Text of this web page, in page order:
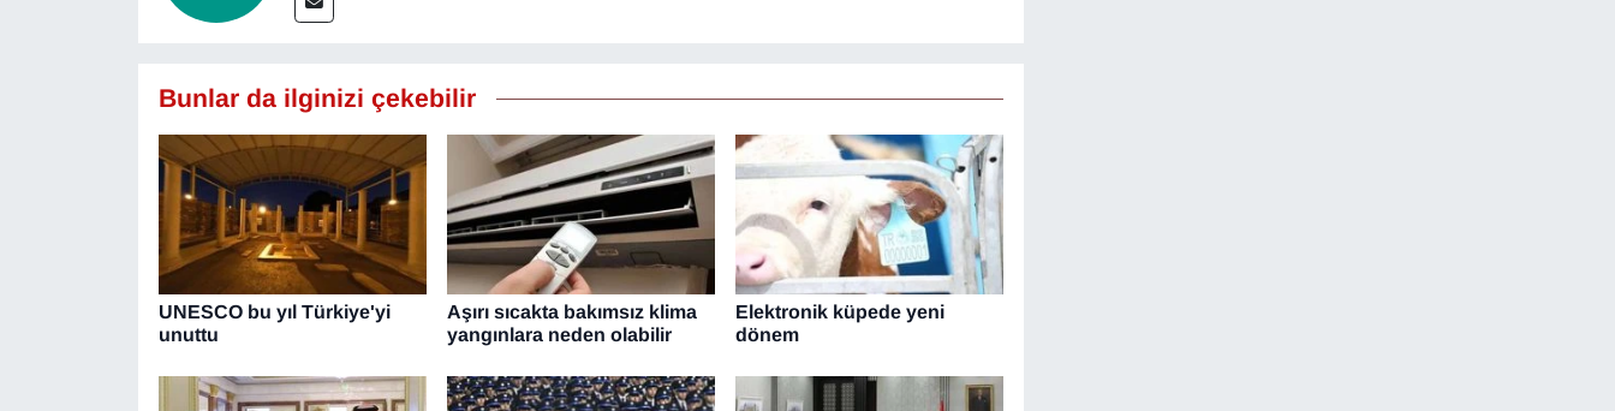
Bunlar da ilginizi çekebilir
UNESCO bu yıl Türkiye'yi
unuttu
Aşırı sıcakta bakımsız klima
yangınlara neden olabilir
Elektronik küpede yeni
dönem